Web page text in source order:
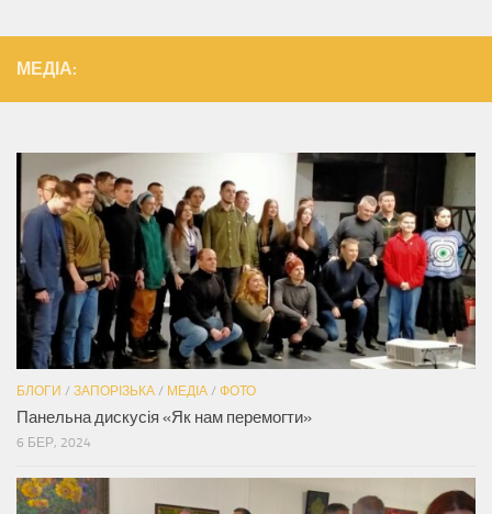
МЕДІА:
БЛОГИ / ЗАПОРІЗЬКА / МЕДІА / ФОТО
Панельна дискусія «Як нам перемогти»
6 БЕР, 2024